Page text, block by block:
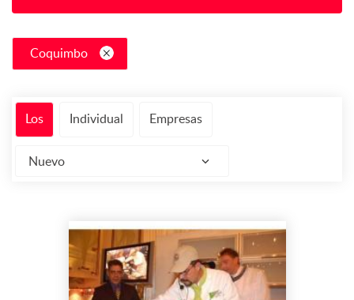
Coquimbo
Los Individual Empresas
Nuevo